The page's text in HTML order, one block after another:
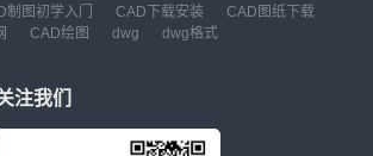
制图初学入门 CAD下载安装
CAD图纸下载
CAD绘图 dwg dwg格式
注我们